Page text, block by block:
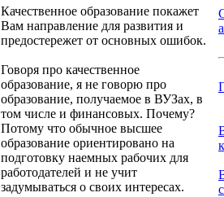
Качественное образование покажет
Вам направление для развития и
предостережет от основных ошибок.
Говоря про качественное
образование, я не говорю про
образование, получаемое в ВУЗах, в
том числе и финансовых. Почему?
Потому что обычное высшее
образование ориентировано на
подготовку наемных рабочих для
работодателей и не учит
задумываться о своих интересах.